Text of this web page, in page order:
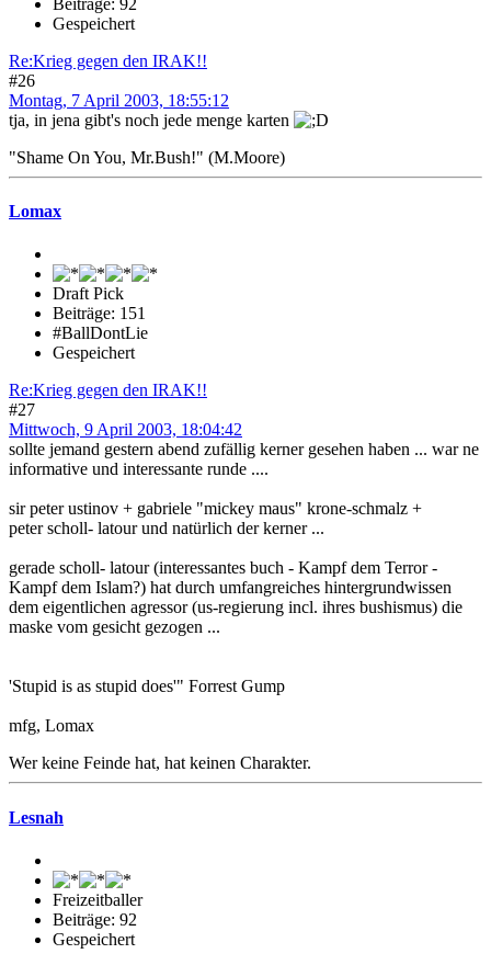
Gespeichert
Re:Krieg gegen den IRAK!!
#26
Montag, 7 April 2003, 18:55:12
tja, in jena gibt's noch jede menge karten
"Shame On You, Mr.Bush!" (M.Moore)
Lomax
Draft Pick
Beiträge: 151
#BallDontLie
Gespeichert
Re:Krieg gegen den IRAK!!
#27
Mittwoch, 9 April 2003, 18:04:42
sollte jemand gestern abend zufällig kerner gesehen haben ... war ne
informative und interessante runde ....
sir peter ustinov + gabriele "mickey maus" krone-schmalz +
peter scholl- latour und natürlich der kerner ...
gerade scholl- latour (interessantes buch - Kampf dem Terror -
Kampf dem Islam?) hat durch umfangreiches hintergrundwissen
dem eigentlichen agressor (us-regierung incl. ihres bushismus) die
maske vom gesicht gezogen ...
'Stupid is as stupid does'" Forrest Gump
mfg, Lomax
Wer keine Feinde hat, hat keinen Charakter.
Lesnah
Freizeitballer
Beiträge: 92
Gespeichert